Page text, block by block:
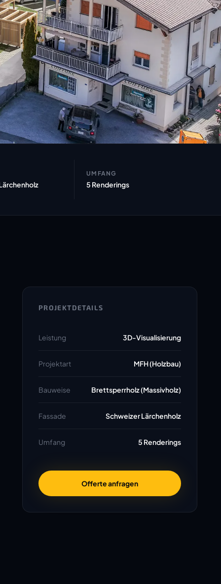
UMFANG
5 Renderings
PROJEKTDETAILS
Leistung 3D-Visualisierung
Projektart MFH (Holzbau)
Bauweise Brettsperrholz (Massivholz)
Fassade Schweizer Lärchenholz
Umfang 5 Renderings
Offerte anfragen